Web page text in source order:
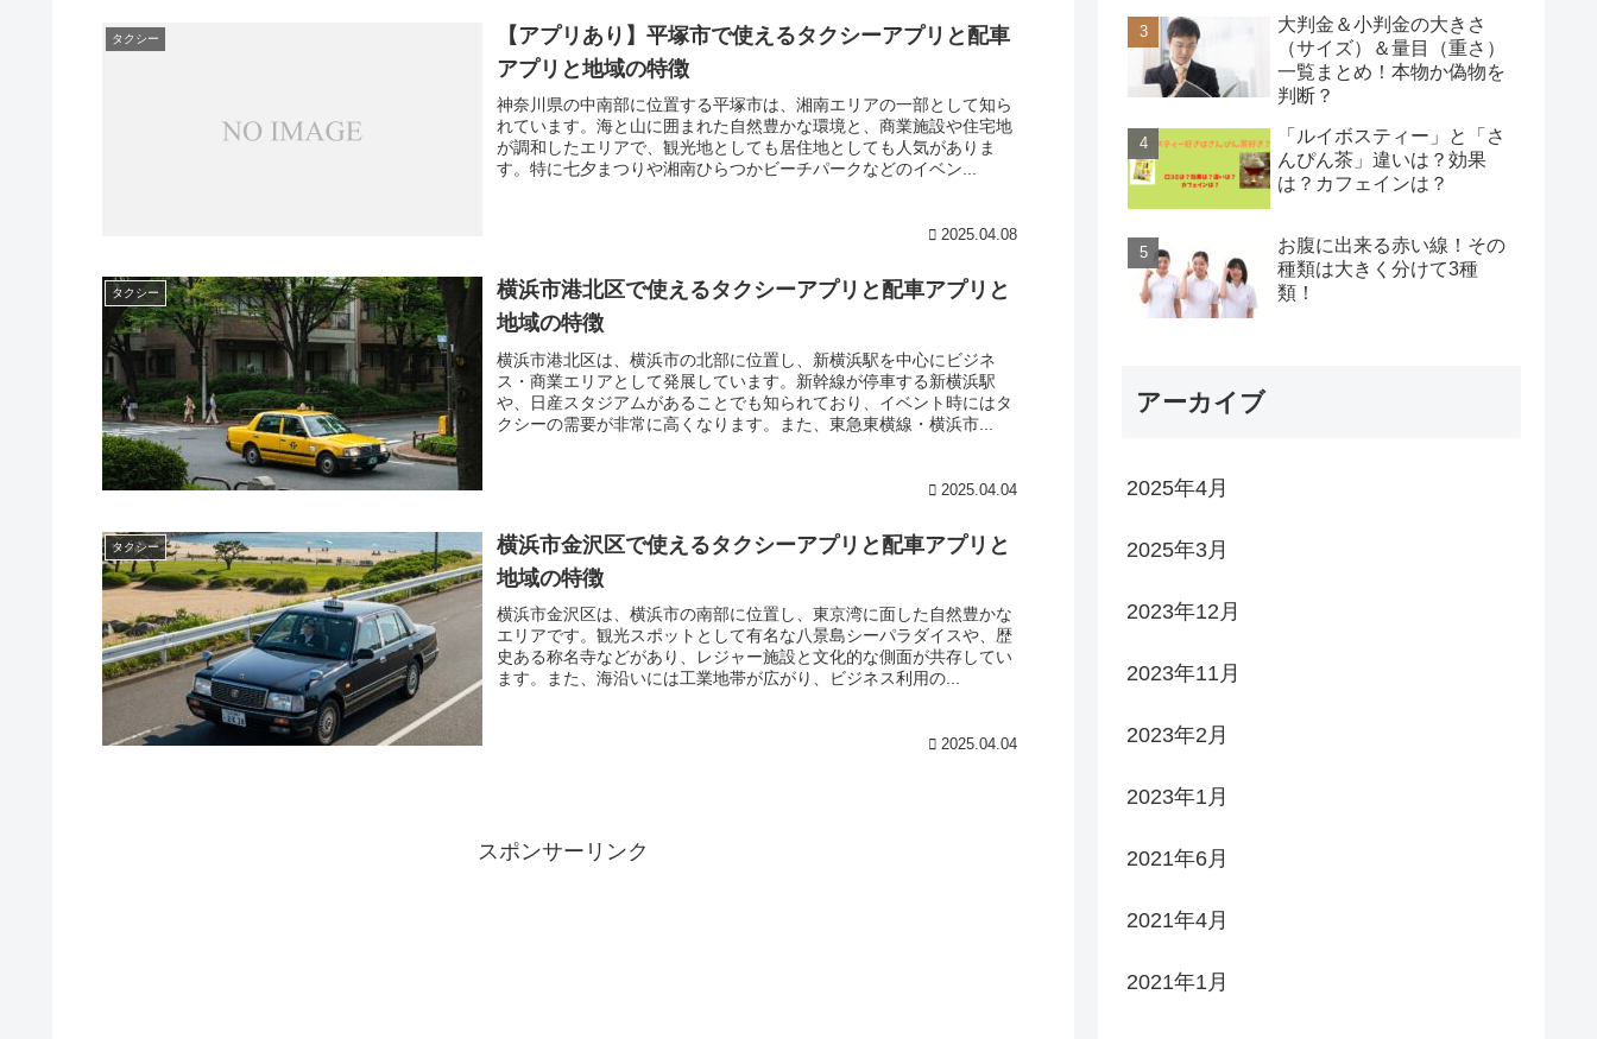
タクシー
【アプリあり】平塚市で使えるタクシーアプリと配車
アプリと地域の特徴
神奈川県の中南部に位置する平塚市は、湘南エリアの一部として知ら
れています。海と山に囲まれた自然豊かな環境と、商業施設や住宅地
が調和したエリアで、観光地としても居住地としても人気がありま
す。特に七夕まつりや湘南ひらつかビーチパークなどのイベン...
2025.04.08
タクシー
横浜市港北区で使えるタクシーアプリと配車アプリと
地域の特徴
横浜市港北区は、横浜市の北部に位置し、新横浜駅を中心にビジネ
ス・商業エリアとして発展しています。新幹線が停車する新横浜駅
や、日産スタジアムがあることでも知られており、イベント時にはタ
クシーの需要が非常に高くなります。また、東急東横線・横浜市...
2025.04.04
タクシー
横浜市金沢区で使えるタクシーアプリと配車アプリと
地域の特徴
横浜市金沢区は、横浜市の南部に位置し、東京湾に面した自然豊かな
エリアです。観光スポットとして有名な八景島シーパラダイスや、歴
史ある称名寺などがあり、レジャー施設と文化的な側面が共存してい
ます。また、海沿いには工業地帯が広がり、ビジネス利用の...
2025.04.04
スポンサーリンク
大判金＆小判金の大きさ
（サイズ）＆量目（重さ）
一覧まとめ！本物か偽物を
判断？
「ルイボスティー」と「さ
んぴん茶」違いは？効果
は？カフェインは？
お腹に出来る赤い線！その
種類は大きく分けて3種
類！
アーカイブ
2025年4月
2025年3月
2023年12月
2023年11月
2023年2月
2023年1月
2021年6月
2021年4月
2021年1月